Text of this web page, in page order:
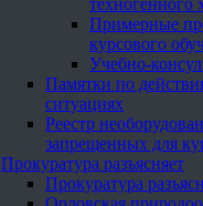
техногенного
Примерные
курсового
Учебно-
Памятки по
ситуациях
Реестр
запрещенных для
Прокуратура разъясняет
Прокуратура